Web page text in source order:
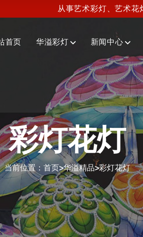
从事艺术彩灯、艺术
首页 华溢彩灯 新闻中心
彩灯花灯
当前位置： 首页>华溢精品>彩灯花灯